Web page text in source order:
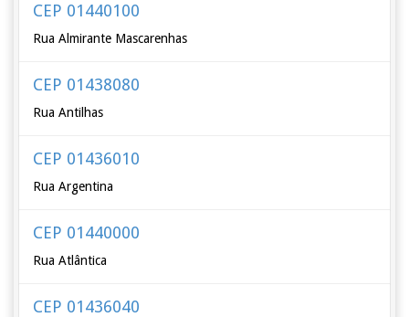
CEP 01440100
Rua Almirante Mascarenhas
CEP 01438080
Rua Antilhas
CEP 01436010
Rua Argentina
CEP 01440000
Rua Atlântica
CEP 01436040